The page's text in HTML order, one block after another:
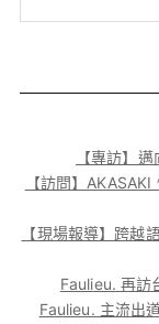
【專訪】
【訪問】
【現場報導】跨越
Faulieu. 再訪
Faulieu. 主流出